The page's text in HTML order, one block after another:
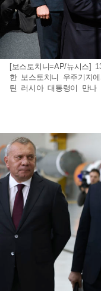
[보스토치니=AP/뉴시스]
한 보스토치니 우주기지
틴 러시아 대통령이 만나